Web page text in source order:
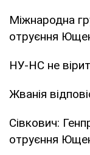
Міжнародна
отруєння
НУ-НС не
Жванія
Сівкович:
отруєння